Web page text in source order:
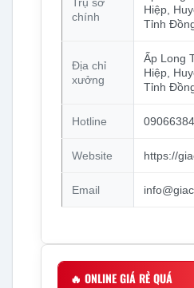
chính
Hiệp,
Tỉnh
Địa chỉ
xưởng
Ấp Long
Hiệp,
Tỉnh
Hotline
Website https://
Email
🔥 ONLINE GIÁ RẺ QUÁ